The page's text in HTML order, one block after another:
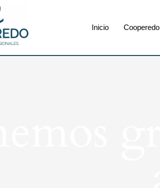
Inicio Cooperedo